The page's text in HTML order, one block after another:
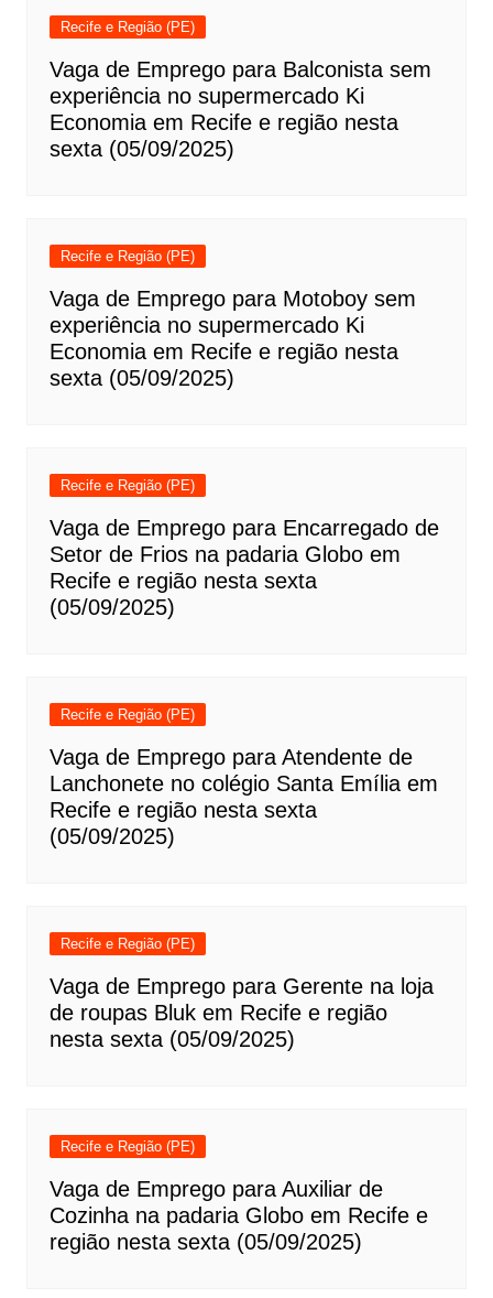
Recife e Região (PE)
Vaga de Emprego para Balconista sem
experiência no supermercado Ki
Economia em Recife e região nesta
sexta (05/09/2025)
Recife e Região (PE)
Vaga de Emprego para Motoboy sem
experiência no supermercado Ki
Economia em Recife e região nesta
sexta (05/09/2025)
Recife e Região (PE)
Vaga de Emprego para Encarregado de
Setor de Frios na padaria Globo em
Recife e região nesta sexta
(05/09/2025)
Recife e Região (PE)
Vaga de Emprego para Atendente de
Lanchonete no colégio Santa Emília em
Recife e região nesta sexta
(05/09/2025)
Recife e Região (PE)
Vaga de Emprego para Gerente na loja
de roupas Bluk em Recife e região
nesta sexta (05/09/2025)
Recife e Região (PE)
Vaga de Emprego para Auxiliar de
Cozinha na padaria Globo em Recife e
região nesta sexta (05/09/2025)